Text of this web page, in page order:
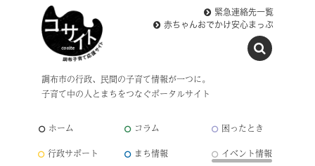
調布市の行政、民間の子育て情報が一つに。
子育て中の人とまちをつなぐポータルサイト
緊急連絡先一覧
赤ちゃんおでかけ安心まっぷ
ホーム コラム
困ったとき
行政サポート
まち情報 イベント情報